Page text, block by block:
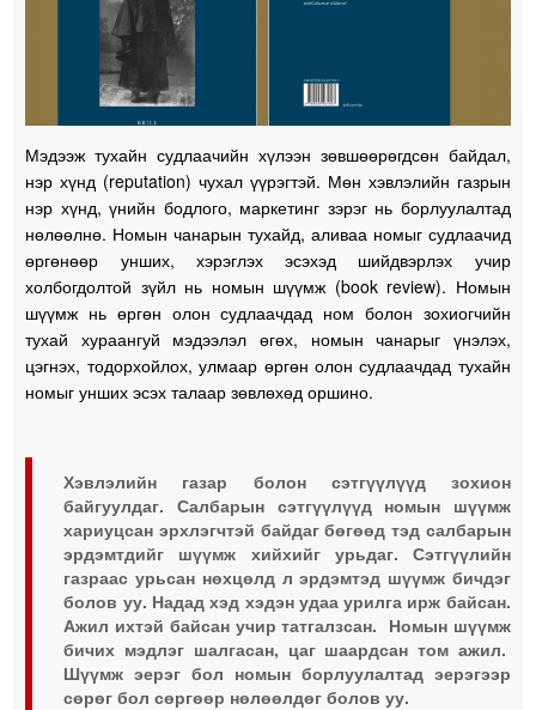
Мэдээж тухайн судлаачийн хүлээн зөвшөөрөгдсөн байдал,
нэр хүнд (reputation) чухал үүрэгтэй. Мөн хэвлэлийн газрын
нэр хүнд, үнийн бодлого, маркетинг зэрэг нь борлуулалтад
нөлөөлнө. Номын чанарын тухайд, аливаа номыг судлаачид
өргөнөөр унших, хэрэглэх эсэхэд шийдвэрлэх учир
холбогдолтой зүйл нь номын шүүмж (book review). Номын
шүүмж нь өргөн олон судлаачдад ном болон зохиогчийн
тухай хураангуй мэдээлэл өгөх, номын чанарыг үнэлэх,
цэгнэх, тодорхойлох, улмаар өргөн олон судлаачдад тухайн
номыг унших эсэх талаар зөвлөхөд оршино.
Хэвлэлийн газар болон сэтгүүлүүд зохион
байгуулдаг. Салбарын сэтгүүлүүд номын шүүмж
хариуцсан эрхлэгчтэй байдаг бөгөөд тэд салбарын
эрдэмтдийг шүүмж хийхийг урьдаг. Сэтгүүлийн
газраас урьсан нөхцөлд л эрдэмтэд шүүмж бичдэг
болов уу. Надад хэд хэдэн удаа урилга ирж байсан.
Ажил ихтэй байсан учир татгалзсан. Номын шүүмж
бичих мэдлэг шалгасан, цаг шаардсан том ажил.
Шүүмж эерэг бол номын борлуулалтад эерэгээр
сөрөг бол сөргөөр нөлөөлдөг болов уу.